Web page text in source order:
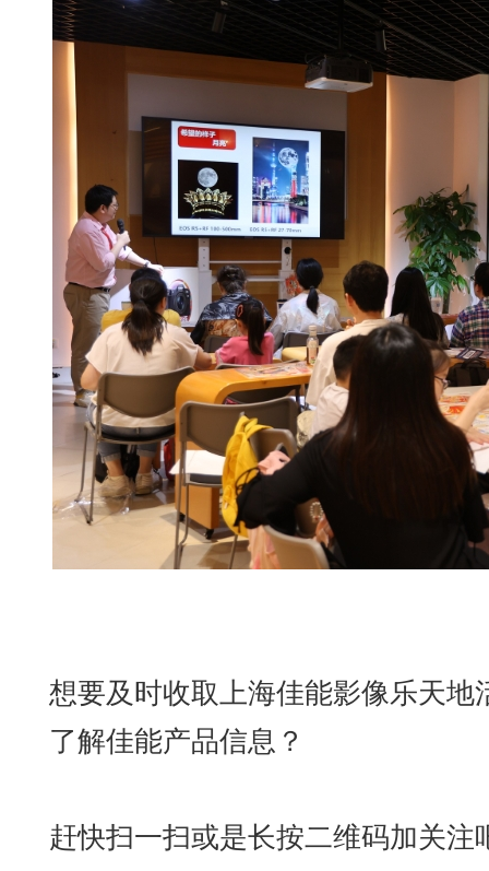
想要及时收取上海佳能影像乐天
了解佳能产品信息？
赶快扫一扫或是长按二维码加关注